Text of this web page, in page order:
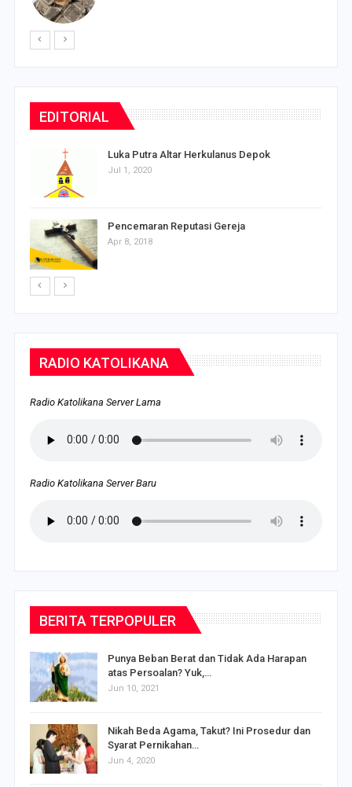
EDITORIAL
Luka Putra Altar Herkulanus Depok
Jul 1, 2020
Pencemaran Reputasi Gereja
Apr 8, 2018
RADIO KATOLIKANA
Radio Katolikana Server Lama
Radio Katolikana Server Baru
BERITA TERPOPULER
Punya Beban Berat dan Tidak Ada Harapan
atas Persoalan? Yuk,…
Jun 10, 2021
Nikah Beda Agama, Takut? Ini Prosedur dan
Syarat Pernikahan…
Jun 4, 2020